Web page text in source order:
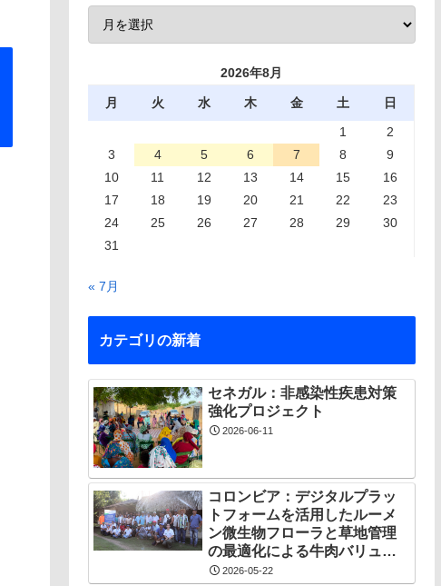
2026年8月
月 火 水 木 金 土
日
1
2
3
4 5 6 7 8
9
10
11 12 13 14 15
16
17
18 19 20 21 22
23
24
25 26 27 28 29
30
31
« 7月
カテゴリの新着
セネガル：非感染性疾患対策
強化プロジェクト
2026-06-11
コロンビア：デジタルプラッ
トフォームを活用したルーメ
ン微生物フローラと草地管理
の最適化による牛肉バリュー
チェーン創出プロジェクト
2026-05-22